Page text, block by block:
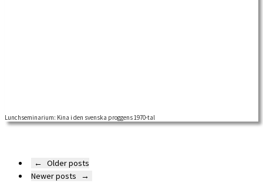
Lunchseminarium: Kina i den svenska proggens 1970-tal
← Older posts
Newer posts
→